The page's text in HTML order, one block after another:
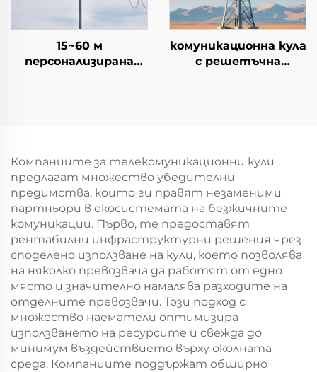
15~60 м
персонализирана
комуникационна кула
с решетъчна
Компаниите за телекомуникационни кули
предлагат множество убедителни
предимства, които ги правят незаменими
партньори в екосистемата на безжичните
комуникации. Първо, те предоставят
рентабилни инфраструктурни решения чрез
споделено използване на кули, което позволява
на няколко превозвача да работят от едно
място и значително намалява разходите на
отделните превозвачи. Този подход с
множество наематели оптимизира
използването на ресурсите и свежда до
минимум въздействието върху околната
среда. Компаниите поддържат обширно